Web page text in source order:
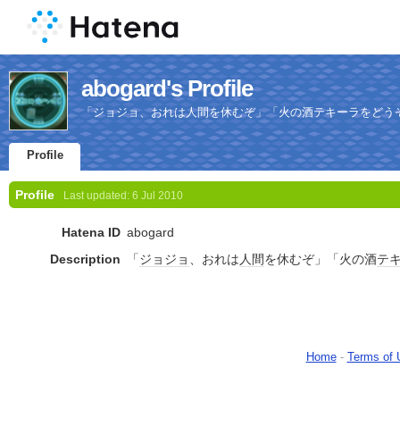
abogard's Profile
「ジョジョ、おれは人間を休むぞ」「火の酒テキーラをどう
Profile
Profile Last updated: 6 Jul 2010
Hatena ID abogard
Description
「ジョジョ 、おれは人間を休むぞ」「火の酒テ
Home- Terms of